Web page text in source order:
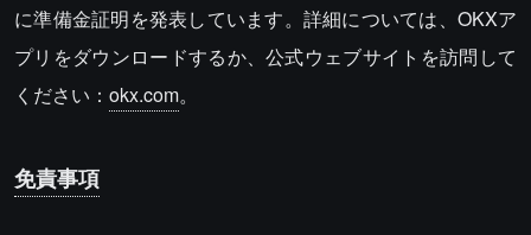
に準備金証明を発表しています。詳細については、OKXア
プリをダウンロードするか、公式ウェブサイトを訪問して
ください： okx.com。
免責事項